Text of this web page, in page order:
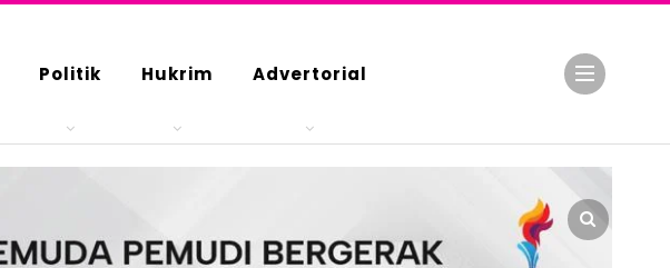
Politik Hukrim Advertorial